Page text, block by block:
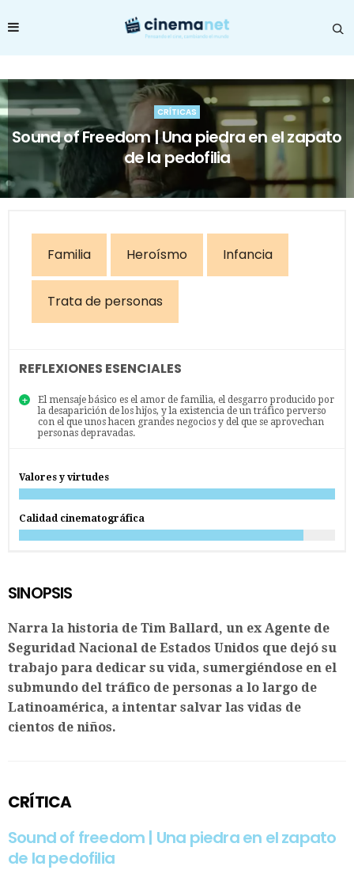
CRÍTICAS
Sound of Freedom | Una piedra en el zapato
de la pedofilia
Familia Heroísmo Infancia
Trata de personas
REFLEXIONES ESENCIALES
El mensaje básico es el amor de familia, el desgarro producido por
la desaparición de los hijos, y la existencia de un tráfico perverso
con el que unos hacen grandes negocios y del que se aprovechan
personas depravadas.
Valores y virtudes
Calidad cinematográfica
SINOPSIS
Narra la historia de Tim Ballard, un ex Agente de
Seguridad Nacional de Estados Unidos que dejó su
trabajo para dedicar su vida, sumergiéndose en el
submundo del tráfico de personas a lo largo de
Latinoamérica, a intentar salvar las vidas de
cientos de niños.
CRÍTICA
Sound of freedom | Una piedra en el zapato
de la pedofilia